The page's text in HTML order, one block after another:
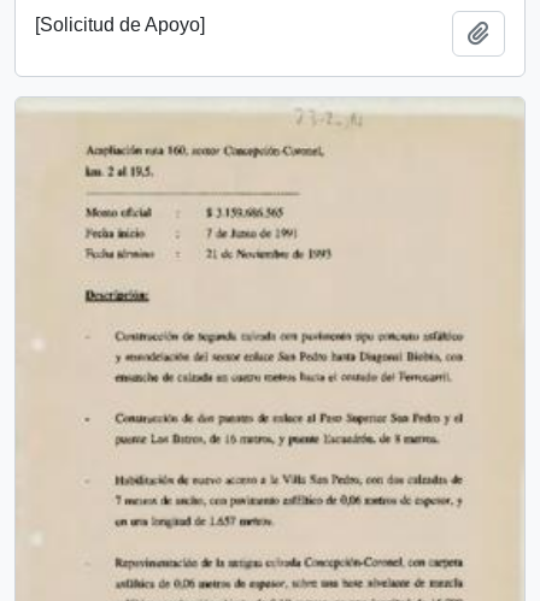
[Solicitud de Apoyo]